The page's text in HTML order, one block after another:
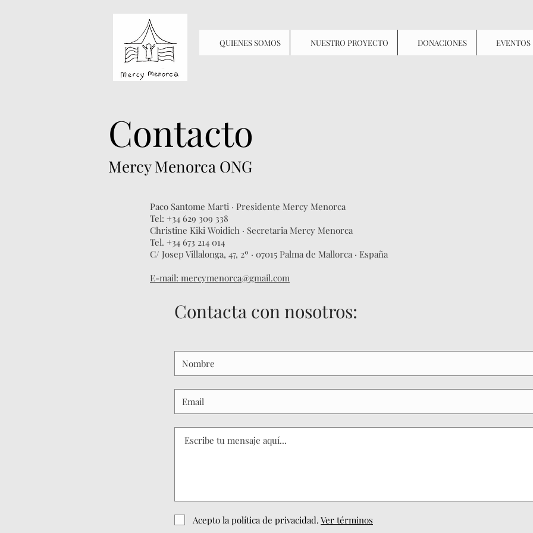
QUIENES SOMOS NUESTRO PROYECTO DONACIONES EVENTOS
Contacto
Mercy Menorca ONG
Paco Santome Marti · Presidente Mercy Menorca
Tel: +34 629 309 338
Christine Kiki Woidich · Secretaria Mercy Menorca
Tel. +34 673 214 014
C/ Josep Villalonga, 47, 2º · 07015 Palma de Mallorca · España
E-mail: mercymenorca@gmail.com
Contacta con nosotros:
Acepto la política de privacidad. Ver términos